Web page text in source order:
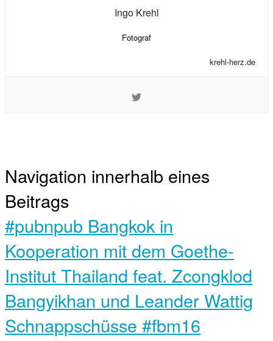
Ingo Krehl
Fotograf
krehl-herz.de
Navigation innerhalb eines
Beitrags
#pubnpub Bangkok in
Kooperation mit dem Goethe-
Institut Thailand feat. Zcongklod
Bangyikhan und Leander Wattig
Schnappschüsse #fbm16